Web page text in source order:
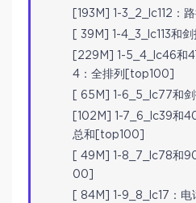
[193M] 1-3_2_lc112：
[ 39M] 1-4_3_lc113和
[229M] 1-5_4_lc46和
4：全排列[top100]
[ 65M] 1-6_5_lc77和
[102M] 1-7_6_lc39和
总和[top100]
[ 49M] 1-8_7_lc78和
00]
[ 84M] 1-9_8_lc17：